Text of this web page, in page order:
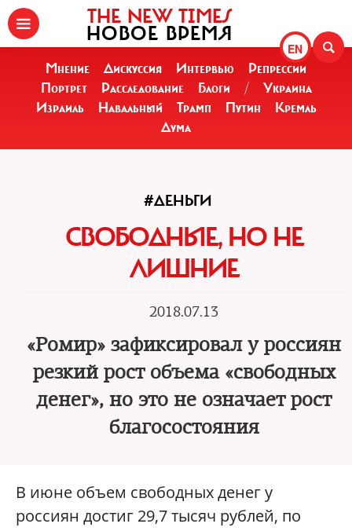
EN
THE NEW TIMES
НОВОЕ ВРЕМЯ
Мнение Дискуссия Интервью
Репрессии
Портрет
Расследование Блоги /
Украина
Израиль
Навальный Трамп Путин
Кремль
Дума
#ДЕНЬГИ
СВОБОДНЫЕ, НО НЕ
ЛИШНИЕ
2018.07.13
«Ромир» зафиксировал у россиян
резкий рост объема «свободных
денег», но это не означает рост
благосостояния
В июне объем свободных денег у
россиян достиг 29,7 тысяч рублей, по